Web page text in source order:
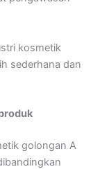
kosmetik
sederhana dan
golongan A